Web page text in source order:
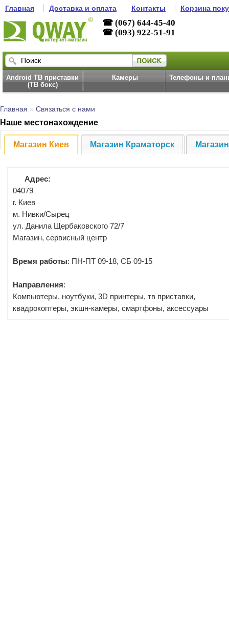
Главная Доставка и оплата Контакты Корзина
☎ (067) 644-45-40
☎ (093) 922-51-91
Android ТВ приставки
(ТВ бокс)
Камеры Телефоны и
Главная » Связаться с нами
Наше местонахождение
Магазин Киев Магазин Краматорск
Адрес:
04079
г. Киев
м. Нивки/Сырец
ул. Данила Щербаковского 72/7
Магазин, сервисный центр
Время работы: ПН-ПТ 09-18, СБ 09-15
Направления:
Компьютеры, ноутбуки, 3D принтеры, тв приставки,
квадрокоптеры, экшн-камеры, смартфоны, аксессуары